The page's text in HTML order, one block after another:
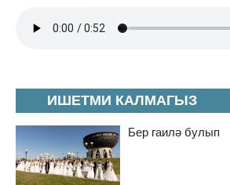
ИШЕТМИ КАЛМАГЫЗ
Бер гаилә булып